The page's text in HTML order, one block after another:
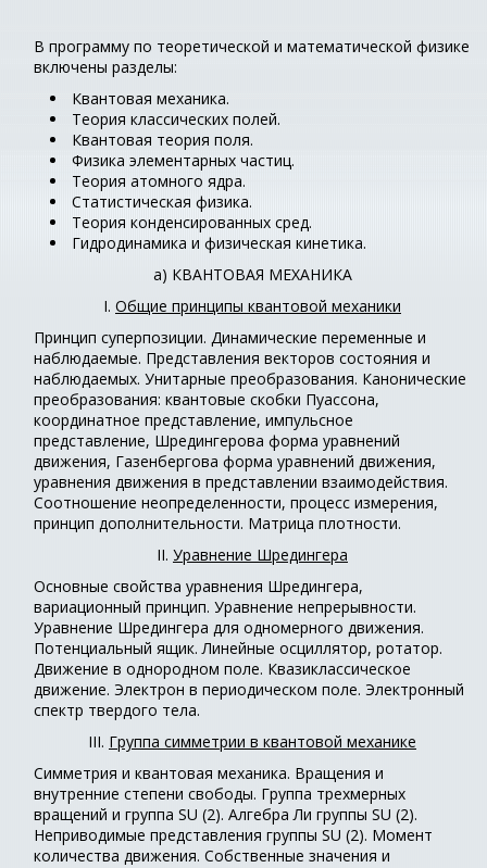
В программу по теоретической и математической физике
включены разделы:
Квантовая механика.
Теория классических полей.
Квантовая теория поля.
Физика элементарных частиц.
Теория атомного ядра.
Статистическая физика.
Теория конденсированных сред.
Гидродинамика и физическая кинетика.
а) КВАНТОВАЯ МЕХАНИКА
I. Общие принципы квантовой механики
Принцип суперпозиции. Динамические переменные и
наблюдаемые. Представления векторов состояния и
наблюдаемых. Унитарные преобразования. Канонические
преобразования: квантовые скобки Пуассона,
координатное представление, импульсное
представление, Шредингерова форма уравнений
движения, Газенбергова форма уравнений движения,
уравнения движения в представлении взаимодействия.
Соотношение неопределенности, процесс измерения,
принцип дополнительности. Матрица плотности.
II. Уравнение Шредингера
Основные свойства уравнения Шредингера,
вариационный принцип. Уравнение непрерывности.
Уравнение Шредингера для одномерного движения.
Потенциальный ящик. Линейные осциллятор, ротатор.
Движение в однородном поле. Квазиклассическое
движение. Электрон в периодическом поле. Электронный
спектр твердого тела.
III. Группа симметрии в квантовой механике
Симметрия и квантовая механика. Вращения и
внутренние степени свободы. Группа трехмерных
вращений и группа SU (2). Алгебра Ли группы SU (2).
Неприводимые представления группы SU (2). Момент
количества движения. Собственные значения и